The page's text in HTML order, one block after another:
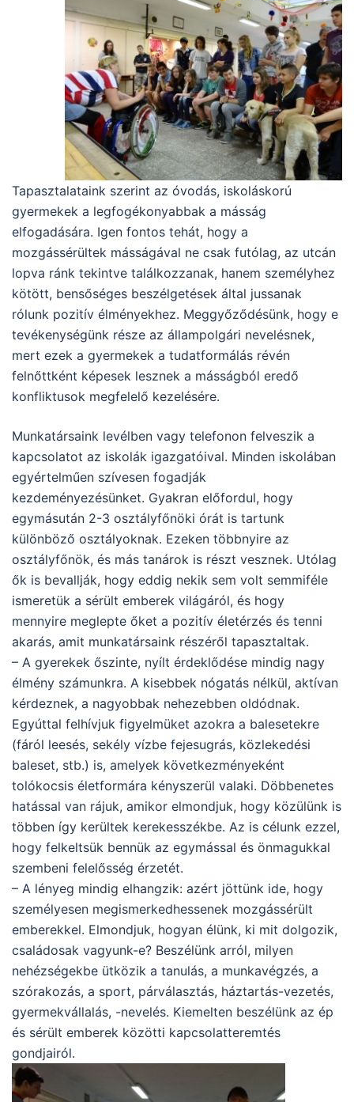
Tapasztalataink szerint az óvodás, iskoláskorú
gyermekek a legfogékonyabbak a másság
elfogadására. Igen fontos tehát, hogy a
mozgássérültek másságával ne csak futólag, az utcán
lopva ránk tekintve találkozzanak, hanem személyhez
kötött, bensőséges beszélgetések által jussanak
rólunk pozitív élményekhez. Meggyőződésünk, hogy e
tevékenységünk része az állampolgári nevelésnek,
mert ezek a gyermekek a tudatformálás révén
felnőttként képesek lesznek a másságból eredő
konfliktusok megfelelő kezelésére.
Munkatársaink levélben vagy telefonon felveszik a
kapcsolatot az iskolák igazgatóival. Minden iskolában
egyértelműen szívesen fogadják
kezdeményezésünket. Gyakran előfordul, hogy
egymásután 2-3 osztályfőnöki órát is tartunk
különböző osztályoknak. Ezeken többnyire az
osztályfőnök, és más tanárok is részt vesznek. Utólag
ők is bevallják, hogy eddig nekik sem volt semmiféle
ismeretük a sérült emberek világáról, és hogy
mennyire meglepte őket a pozitív életérzés és tenni
akarás, amit munkatársaink részéről tapasztaltak.
– A gyerekek őszinte, nyílt érdeklődése mindig nagy
élmény számunkra. A kisebbek nógatás nélkül, aktívan
kérdeznek, a nagyobbak nehezebben oldódnak.
Egyúttal felhívjuk figyelmüket azokra a balesetekre
(fáról leesés, sekély vízbe fejesugrás, közlekedési
baleset, stb.) is, amelyek következményeként
tolókocsis életformára kényszerül valaki. Döbbenetes
hatással van rájuk, amikor elmondjuk, hogy közülünk is
többen így kerültek kerekesszékbe. Az is célunk ezzel,
hogy felkeltsük bennük az egymással és önmagukkal
szembeni felelősség érzetét.
– A lényeg mindig elhangzik: azért jöttünk ide, hogy
személyesen megismerkedhessenek mozgássérült
emberekkel. Elmondjuk, hogyan élünk, ki mit dolgozik,
családosak vagyunk-e? Beszélünk arról, milyen
nehézségekbe ütközik a tanulás, a munkavégzés, a
szórakozás, a sport, párválasztás, háztartás-vezetés,
gyermekvállalás, -nevelés. Kiemelten beszélünk az ép
és sérült emberek közötti kapcsolatteremtés
gondjairól.